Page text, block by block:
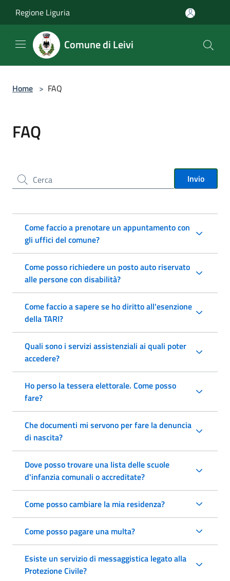
Regione Liguria
Comune di Leivi
Home > FAQ
FAQ
Cerca nel sito Invio
Come faccio a prenotare un appuntamento con
gli uffici del comune?
Come posso richiedere un posto auto riservato
alle persone con disabilità?
Come faccio a sapere se ho diritto all'esenzione
della TARI?
Quali sono i servizi assistenziali ai quali poter
accedere?
Ho perso la tessera elettorale. Come posso
fare?
Che documenti mi servono per fare la denuncia
di nascita?
Dove posso trovare una lista delle scuole
d'infanzia comunali o accreditate?
Come posso cambiare la mia residenza?
Come posso pagare una multa?
Esiste un servizio di messaggistica legato alla
Protezione Civile?